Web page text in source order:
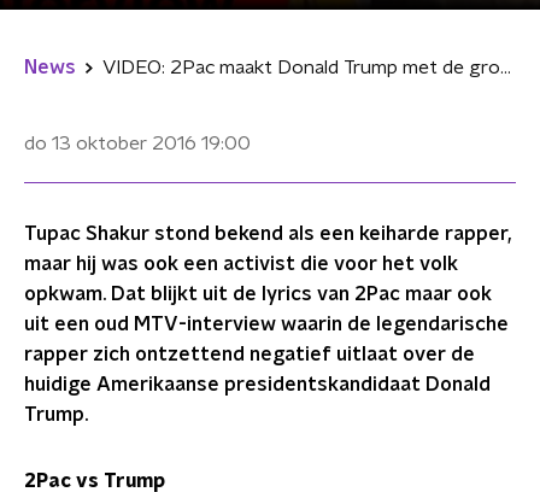
News VIDEO: 2Pac maakt Donald Trump met de grond gelijk in oud interview
do 13 oktober 2016 19:00
Tupac Shakur stond bekend als een keiharde rapper,
maar hij was ook een activist die voor het volk
opkwam. Dat blijkt uit de lyrics van 2Pac maar ook
uit een oud MTV-interview waarin de legendarische
rapper zich ontzettend negatief uitlaat over de
huidige Amerikaanse presidentskandidaat Donald
Trump.
2Pac vs Trump